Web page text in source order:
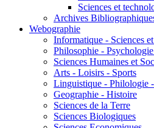
Sciences et
Archives
Webographie
Informatique - Sciences
Philosophie -
Sciences Humaines et
Arts - Loisirs - Sports
Linguistique - Philologie
Geographie - Histoire
Sciences de la Terre
Sciences Biologiques